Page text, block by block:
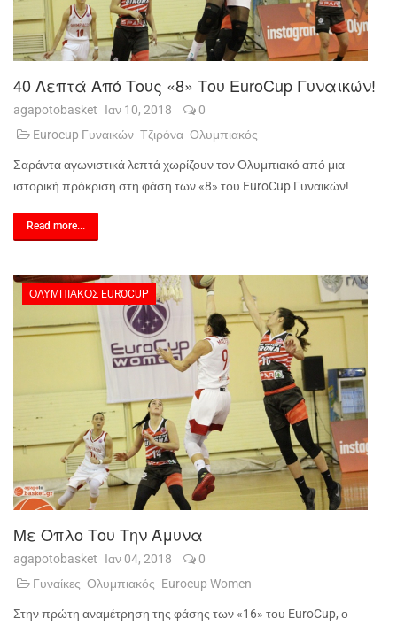
40 Λεπτά Από Τους «8» Του EuroCup Γυναικών!
agapotobasket Ιαν 10, 2018
0
Eurocup Γυναικών Τζιρόνα Ολυμπιακός
Σαράντα αγωνιστικά λεπτά χωρίζουν τον Ολυμπιακό από μια
ιστορική πρόκριση στη φάση των «8» του EuroCup Γυναικών!
Read more...
ΟΛΥΜΠΙΑΚΌΣ EUROCUP
Με Όπλο Του Την Άμυνα
agapotobasket Ιαν 04, 2018
0
Γυναίκες Ολυμπιακός Eurocup Women
Στην πρώτη αναμέτρηση της φάσης των «16» του EuroCup, ο